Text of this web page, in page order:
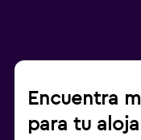
Encuentra
para tu